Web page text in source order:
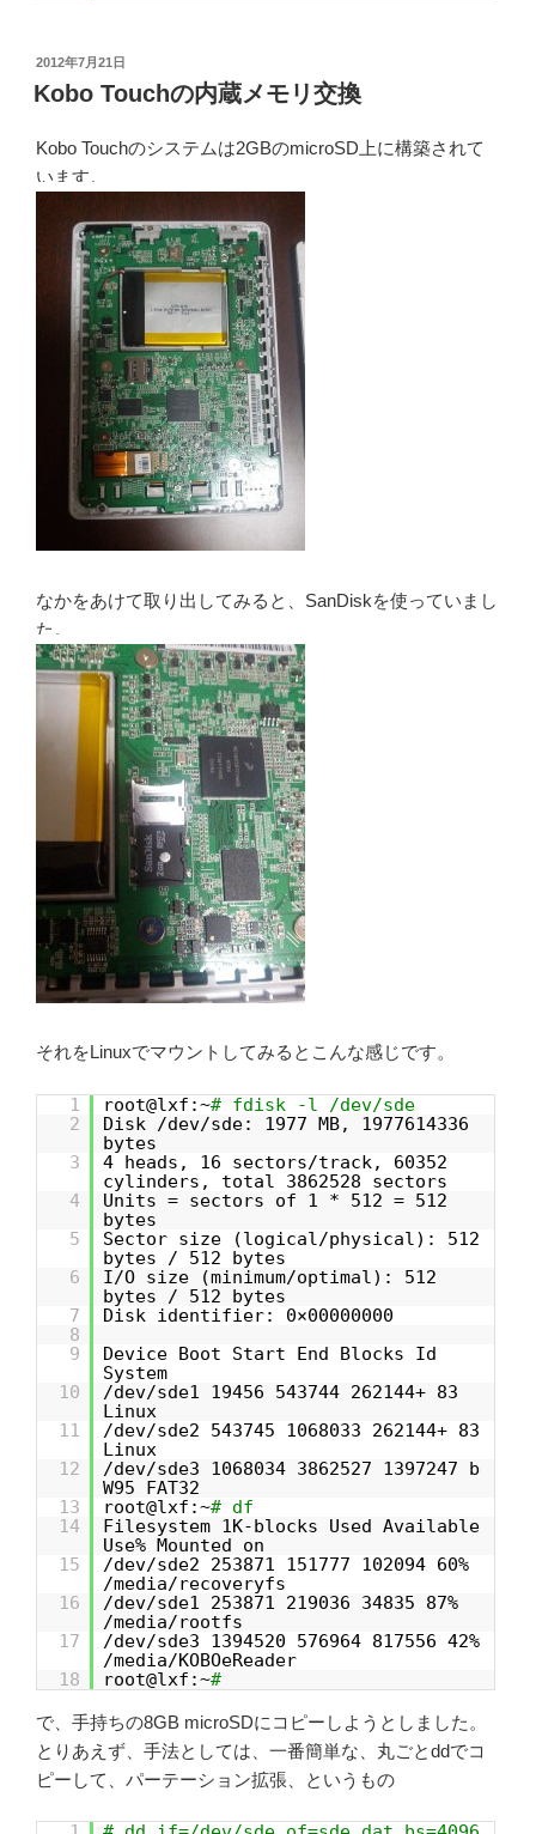
投
稿
日:
2012年7月21日
Kobo Touchの内蔵メモリ交換
Kobo Touchのシステムは2GBのmicroSD上に構築されて
います。
なかをあけて取り出してみると、SanDiskを使っていまし
た。
それをLinuxでマウントしてみるとこんな感じです。
1 root@lxf:~# fdisk -l /dev/sde
2
Disk /dev/sde: 1977 MB, 1977614336
bytes
3
4 heads, 16 sectors/track, 60352
cylinders, total 3862528 sectors
4
Units = sectors of 1 * 512 = 512
bytes
5
Sector size (logical/physical): 512
bytes / 512 bytes
6
I/O size (minimum/optimal): 512
bytes / 512 bytes
7
Disk identifier: 0×00000000
8
9
Device Boot Start End Blocks Id
System
10
/dev/sde1 19456 543744 262144+ 83
Linux
11
/dev/sde2 543745 1068033 262144+ 83
Linux
12
/dev/sde3 1068034 3862527 1397247 b
W95 FAT32
13
root@lxf:~# df
14
Filesystem 1K-blocks Used Available
Use% Mounted on
15
/dev/sde2 253871 151777 102094 60%
/media/recoveryfs
16
/dev/sde1 253871 219036 34835 87%
/media/rootfs
17
/dev/sde3 1394520 576964 817556 42%
/media/KOBOeReader
18
root@lxf:~#
で、手持ちの8GB microSDにコピーしようとしました。
とりあえず、手法としては、一番簡単な、丸ごとddでコ
ピーして、パーテーション拡張、というもの